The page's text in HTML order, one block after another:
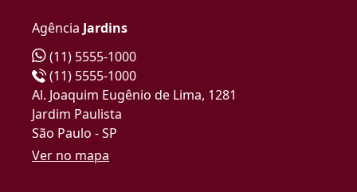
Agência Jardins
(11) 5555-1000
(11) 5555-1000
Al. Joaquim Eugênio de Lima, 1281
Jardim Paulista
São Paulo - SP
Ver no mapa